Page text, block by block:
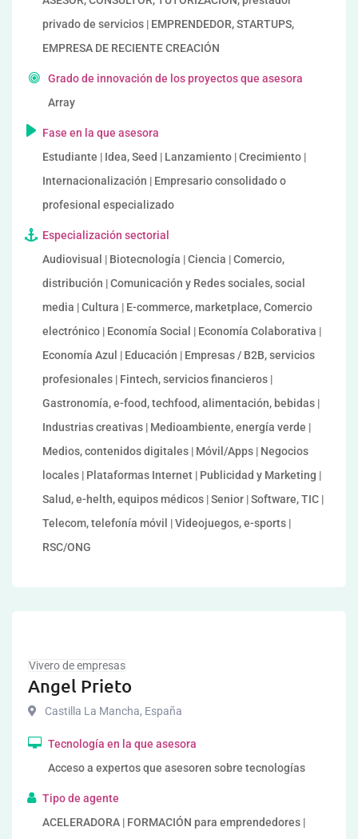
privado de servicios | EMPRENDEDOR, STARTUPS,
EMPRESA DE RECIENTE CREACIÓN
Grado de innovación de los proyectos que asesora
Array
Fase en la que asesora
Estudiante | Idea, Seed | Lanzamiento | Crecimiento |
Internacionalización | Empresario consolidado o
profesional especializado
Especialización sectorial
Audiovisual | Biotecnología | Ciencia | Comercio,
distribución | Comunicación y Redes sociales, social
media | Cultura | E-commerce, marketplace, Comercio
electrónico | Economía Social | Economía Colaborativa |
Economía Azul | Educación | Empresas / B2B, servicios
profesionales | Fintech, servicios financieros |
Gastronomía, e-food, techfood, alimentación, bebidas |
Industrias creativas | Medioambiente, energía verde |
Medios, contenidos digitales | Móvil/Apps | Negocios
locales | Plataformas Internet | Publicidad y Marketing |
Salud, e-helth, equipos médicos | Senior | Software, TIC |
Telecom, telefonía móvil | Videojuegos, e-sports |
RSC/ONG
Vivero de empresas
Angel Prieto
Castilla La Mancha, España
Tecnología en la que asesora
Acceso a expertos que asesoren sobre tecnologías
Tipo de agente
ACELERADORA | FORMACIÓN para emprendedores |